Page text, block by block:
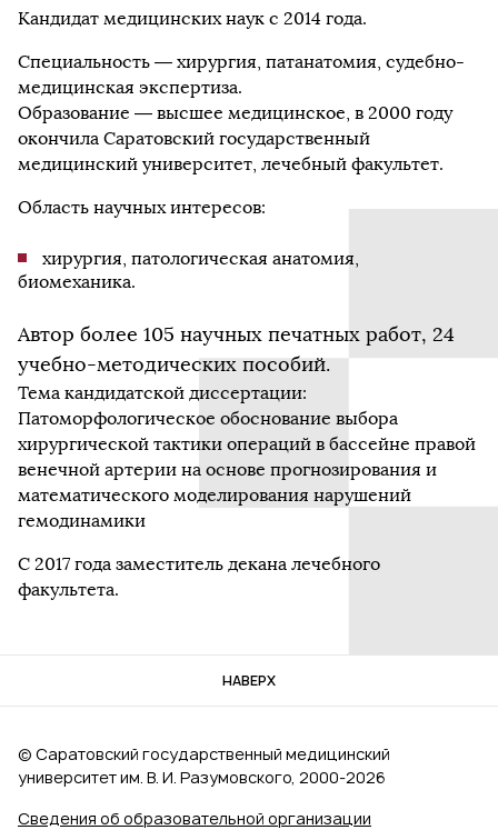
Кандидат медицинских наук с 2014 года.
Специальность — хирургия, патанатомия, судебно-
медицинская экспертиза.
Образование — высшее медицинское, в 2000 году
окончила Саратовский государственный
медицинский университет, лечебный факультет.
Область научных интересов:
хирургия, патологическая анатомия,
биомеханика.
Автор более 105 научных печатных работ, 24
учебно-методических пособий.
Тема кандидатской диссертации:
Патоморфологическое обоснование выбора
хирургической тактики операций в бассейне правой
венечной артерии на основе прогнозирования и
математического моделирования нарушений
гемодинамики
С 2017 года заместитель декана лечебного
факультета.
НАВЕРХ
Сведения об образовательной организации
© Саратовский государственный медицинский
университет им. В. И. Разумовского, 2000‑2026